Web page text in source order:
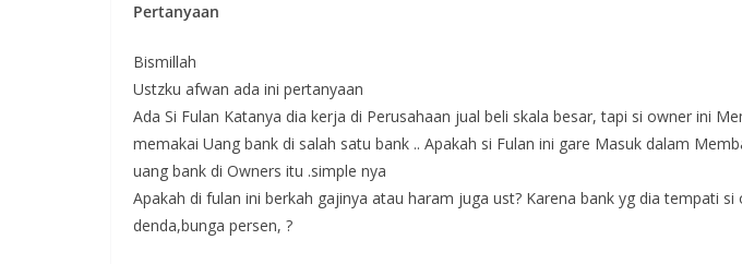
Pertanyaan
Bismillah
Ustzku afwan ada ini pertanyaan
Ada Si Fulan Katanya dia kerja di Perusahaan jual beli skala besar, tapi si owner ini
memakai Uang bank di salah satu bank .. Apakah si Fulan ini gare Masuk dalam
uang bank di Owners itu .simple nya
Apakah di fulan ini berkah gajinya atau haram juga ust? Karena bank yg dia tempati si
denda,bunga persen, ?